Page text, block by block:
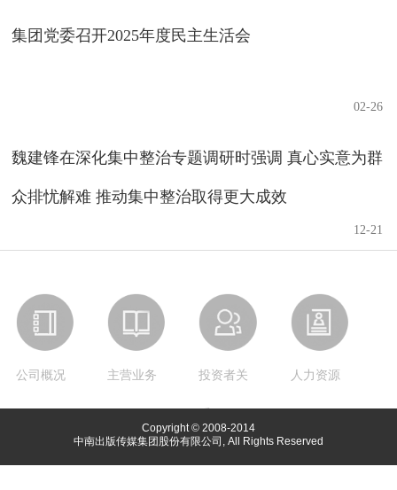
集团党委召开2025年度民主生活会
02-26
魏建锋在深化集中整治专题调研时强调 真心实意为群
众排忧解难 推动集中整治取得更大成效
12-21
公司概况 主营业务 投资者关 人力资源
Copyright © 2008-2014
中南出版传媒集团股份有限公司, All Rights Reserved